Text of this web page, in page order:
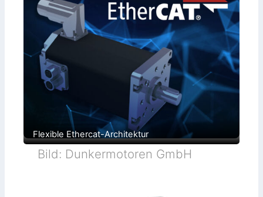
Flexible Ethercat-Architektur
Bild: Dunkermotoren GmbH